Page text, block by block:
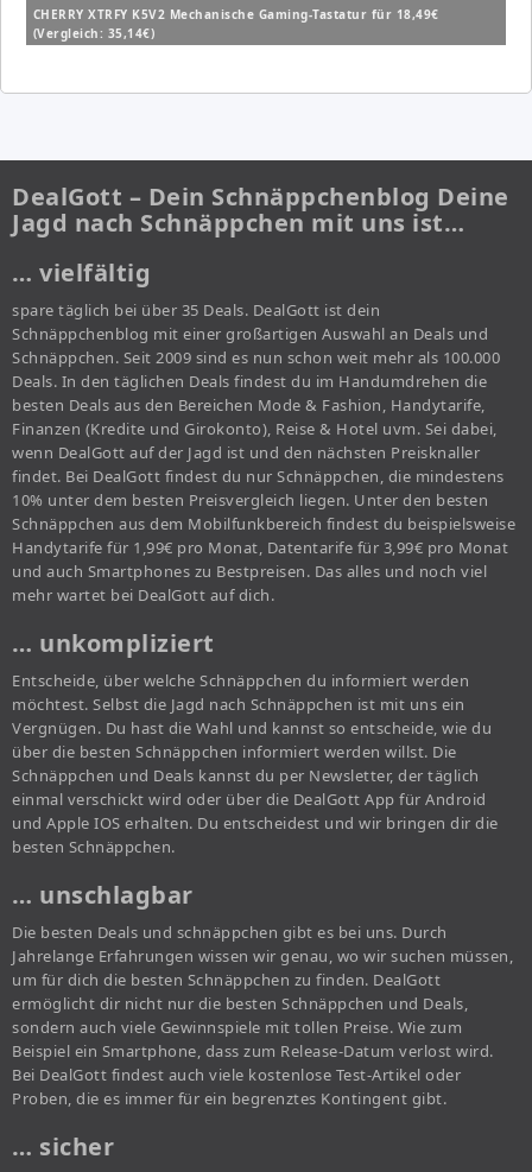
CHERRY XTRFY K5V2 Mechanische Gaming-Tastatur für 18,49€
(Vergleich: 35,14€)
DealGott – Dein Schnäppchenblog Deine
Jagd nach Schnäppchen mit uns ist…
… vielfältig
spare täglich bei über 35 Deals. DealGott ist dein
Schnäppchenblog mit einer großartigen Auswahl an Deals und
Schnäppchen. Seit 2009 sind es nun schon weit mehr als 100.000
Deals. In den täglichen Deals findest du im Handumdrehen die
besten Deals aus den Bereichen Mode & Fashion, Handytarife,
Finanzen (Kredite und Girokonto), Reise & Hotel uvm. Sei dabei,
wenn DealGott auf der Jagd ist und den nächsten Preisknaller
findet. Bei DealGott findest du nur Schnäppchen, die mindestens
10% unter dem besten Preisvergleich liegen. Unter den besten
Schnäppchen aus dem Mobilfunkbereich findest du beispielsweise
Handytarife für 1,99€ pro Monat, Datentarife für 3,99€ pro Monat
und auch Smartphones zu Bestpreisen. Das alles und noch viel
mehr wartet bei DealGott auf dich.
… unkompliziert
Entscheide, über welche Schnäppchen du informiert werden
möchtest. Selbst die Jagd nach Schnäppchen ist mit uns ein
Vergnügen. Du hast die Wahl und kannst so entscheide, wie du
über die besten Schnäppchen informiert werden willst. Die
Schnäppchen und Deals kannst du per Newsletter, der täglich
einmal verschickt wird oder über die DealGott App für Android
und Apple IOS erhalten. Du entscheidest und wir bringen dir die
besten Schnäppchen.
… unschlagbar
Die besten Deals und schnäppchen gibt es bei uns. Durch
Jahrelange Erfahrungen wissen wir genau, wo wir suchen müssen,
um für dich die besten Schnäppchen zu finden. DealGott
ermöglicht dir nicht nur die besten Schnäppchen und Deals,
sondern auch viele Gewinnspiele mit tollen Preise. Wie zum
Beispiel ein Smartphone, dass zum Release-Datum verlost wird.
Bei DealGott findest auch viele kostenlose Test-Artikel oder
Proben, die es immer für ein begrenztes Kontingent gibt.
… sicher